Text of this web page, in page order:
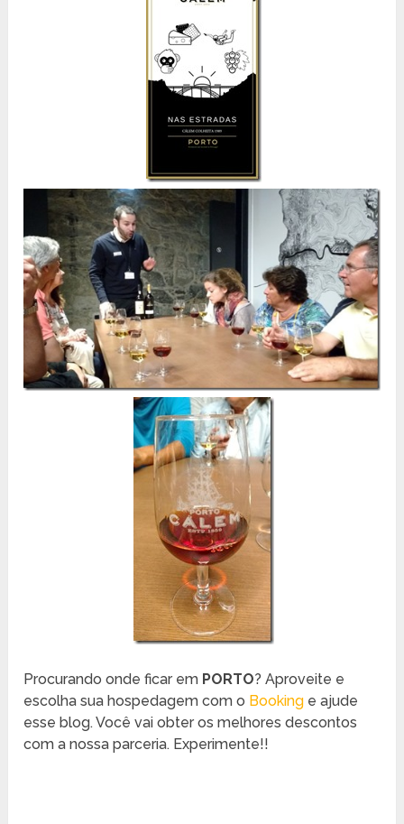
Procurando onde ficar em PORTO? Aproveite e
escolha sua hospedagem com o Booking e ajude
esse blog. Você vai obter os melhores descontos
com a nossa parceria. Experimente!!